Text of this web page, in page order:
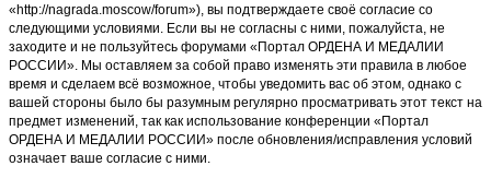
«http://nagrada.moscow/forum»), вы подтверждаете своё согласие со
следующими условиями. Если вы не согласны с ними, пожалуйста, не
заходите и не пользуйтесь форумами «Портал ОРДЕНА И МЕДАЛИИ
РОССИИ». Мы оставляем за собой право изменять эти правила в любое
время и сделаем всё возможное, чтобы уведомить вас об этом, однако с
вашей стороны было бы разумным регулярно просматривать этот текст на
предмет изменений, так как использование конференции «Портал
ОРДЕНА И МЕДАЛИИ РОССИИ» после обновления/исправления условий
означает ваше согласие с ними.